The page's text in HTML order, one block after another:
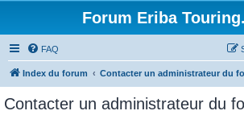
Forum Eriba
FAQ
Index du forum Contacter un administrateur du
Contacter un administrateur du